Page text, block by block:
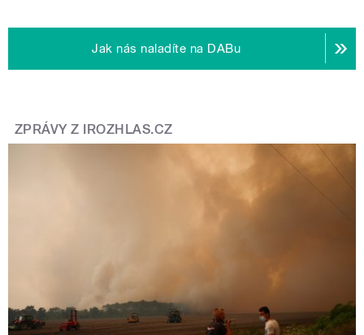
Jak nás naladíte na DABu
ZPRÁVY Z IROZHLAS.CZ